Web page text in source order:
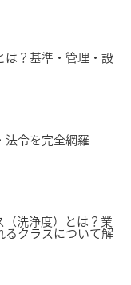
は？基準・管理・設
法令を完全網羅
洗浄度）とは？業
るクラスについて解